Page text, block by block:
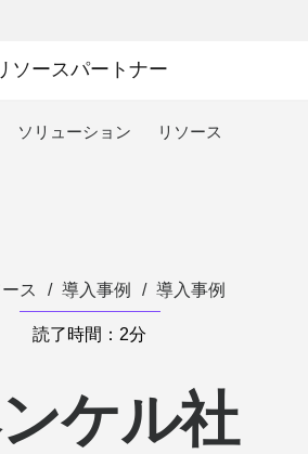
ソースパートナー
ソリューション リソース
ス 導入事例 導入事例
読了時間：2分
ケル社